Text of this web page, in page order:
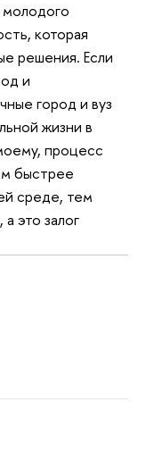
молодого
которая
решения. Если
и
город и вуз
жизни в
процесс
быстрее
среде, тем
это залог